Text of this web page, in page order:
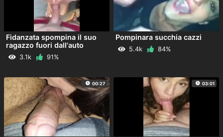
Fidanzata spompina il suo
ragazzo fuori dall'auto
3.1k 91%
Pompinara succhia cazzi
5.4k 84%
00:27 03:01